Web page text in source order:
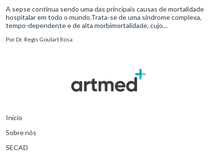
A sepse continua sendo uma das principais causas de mortalidade
hospitalar em todo o mundo.Trata-se de uma síndrome complexa,
tempo-dependente e de alta morbimortalidade, cujo
para o desfe
PorDr. Regis Goulart Rosa
Início
Sobre nós
SECAD